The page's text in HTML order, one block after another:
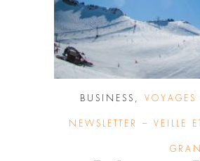
BUSINESS
NEWSLETTER – VEILLE